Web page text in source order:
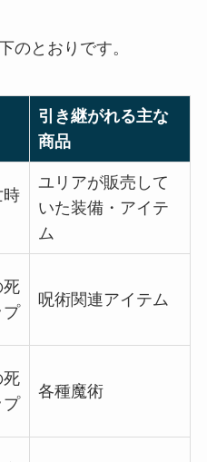
のとおりです。
引き継がれる主な
商品
時
ユリアが販売して
いた装備・アイテ
ム
死
プ
呪術関連アイテム
死
プ
各種魔術